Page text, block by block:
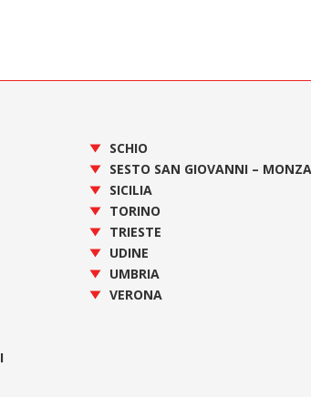
SCHIO
SESTO SAN GIOVANNI – MONZA
SICILIA
TORINO
TRIESTE
UDINE
UMBRIA
VERONA